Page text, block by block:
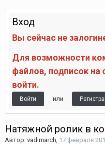
Вход
Вы сейчас не
Для возможности
файлов, подписок на
войти.
Войти или
Натяжной ролик в
Автор: vadimarch, 17 февраля